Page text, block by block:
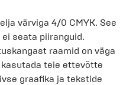
värviga 4/0 CMYK. See
seata piiranguid.
raamid on väga
teie ettevõtte
graafika ja tekstide